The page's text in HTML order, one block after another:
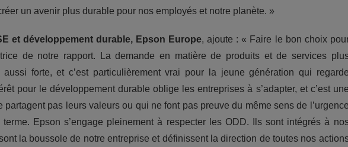
un avenir plus durable pour nos employés et notre planète. »
et développement durable, Epson Europe, ajoute : « Faire le bon choix
de notre rapport. La demande en matière de produits et de services
aussi forte, et c’est particulièrement vrai pour la jeune génération qui regarde
pour le développement durable oblige les entreprises à s’adapter, et c’est une
pas leurs valeurs ou qui ne font pas preuve du même sens de l’urgence
terme. Epson s’engage pleinement à respecter les ODD. Ils sont intégrés à
la boussole de notre entreprise et définissent la direction de toutes nos